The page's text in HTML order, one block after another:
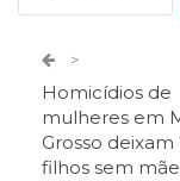
ReddIt
Facebook
>
Homicídios de
mulheres em
Grosso deixam
filhos sem